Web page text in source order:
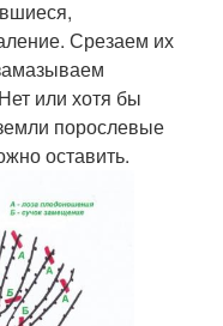
Срезаем их
или хотя бы
порослевые
оставить.